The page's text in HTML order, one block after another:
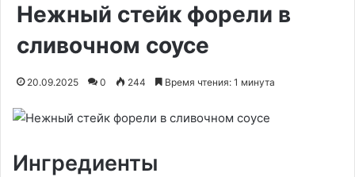
Нежный стейк форели в
сливочном соусе
20.09.2025 0 244 Время чтения: 1 минута
Ингредиенты